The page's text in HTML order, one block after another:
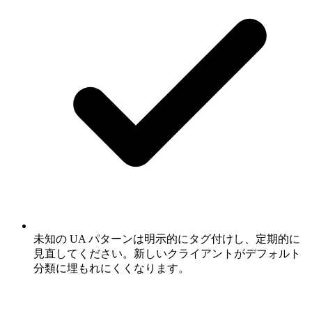
未知の UA パターンは明示的にタグ付けし、定期的に
見直してください。新しいクライアントがデフォルト
分類に埋もれにくくなります。